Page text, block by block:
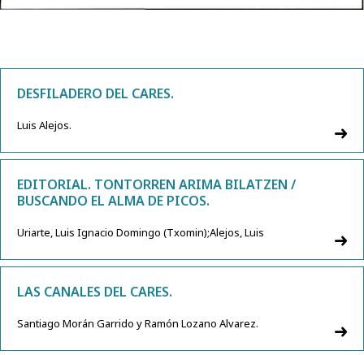
DESFILADERO DEL CARES.
Luis Alejos.
EDITORIAL. TONTORREN ARIMA BILATZEN /
BUSCANDO EL ALMA DE PICOS.
Uriarte, Luis Ignacio Domingo (Txomin);Alejos, Luis
LAS CANALES DEL CARES.
Santiago Morán Garrido y Ramón Lozano Alvarez.